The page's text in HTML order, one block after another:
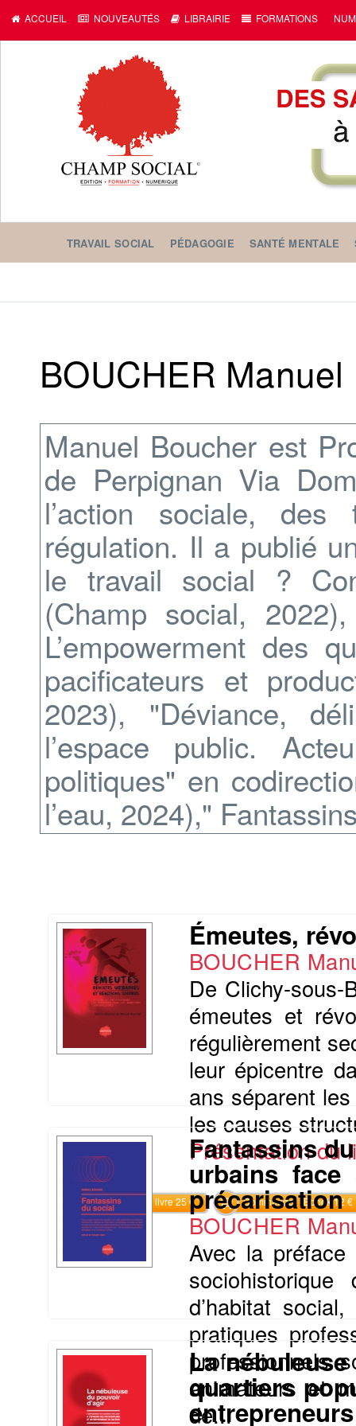
ACCUEIL NOUVEAUTÉS LIBRAIRIE FORMATIONS
TRAVAIL SOCIAL PÉDAGOGIE SANTÉ MENTALE
BOUCHER Manuel
Manuel Boucher est
de Perpignan Via
l’action sociale,
régulation. Il a publié
le travail social ?
(Champ social,
L’empowerment des
pacificateurs et
2023), "Déviance,
l’espace public.
politiques" en
l’eau, 2024),"
Émeutes,
BOUCHER
De Clichy-sous-
émeutes et
régulièrement
leur épicentre
ans séparent
les causes
Présentation du
Commander le livre 25 € Commander l'Ebook 12 €
Fantassins
urbains face
précarisation
BOUCHER
Avec la préface
d’habitat
pratiques
professionnels
animateurs et
de...
La
quartiers